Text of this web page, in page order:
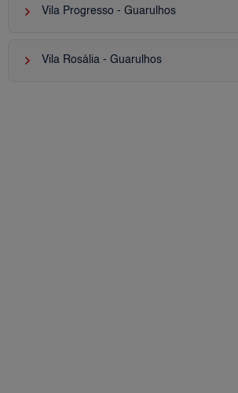
keyboard_arrow_right Vila Progresso - Guarulhos
keyboard_arrow_right Vila Rosália - Guarulhos